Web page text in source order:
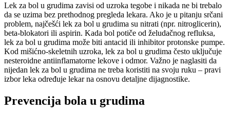
Lek za bol u grudima zavisi od uzroka tegobe i nikada ne bi trebalo
da se uzima bez prethodnog pregleda lekara. Ako je u pitanju srčani
problem, najčešći lek za bol u grudima su nitrati (npr. nitroglicerin),
beta-blokatori ili aspirin. Kada bol potiče od želudačnog refluksa,
lek za bol u grudima može biti antacid ili inhibitor protonske pumpe.
Kod mišićno-skeletnih uzroka, lek za bol u grudima često uključuje
nesteroidne antiinflamatorne lekove i odmor. Važno je naglasiti da
nijedan lek za bol u grudima ne treba koristiti na svoju ruku – pravi
izbor leka određuje lekar na osnovu detaljne dijagnostike.
Prevencija bola u grudima